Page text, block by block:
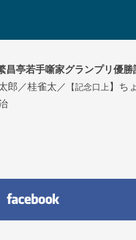
昌亭若手噺家グランプリ優勝
郎／桂雀太／ 【記念口上 】ち